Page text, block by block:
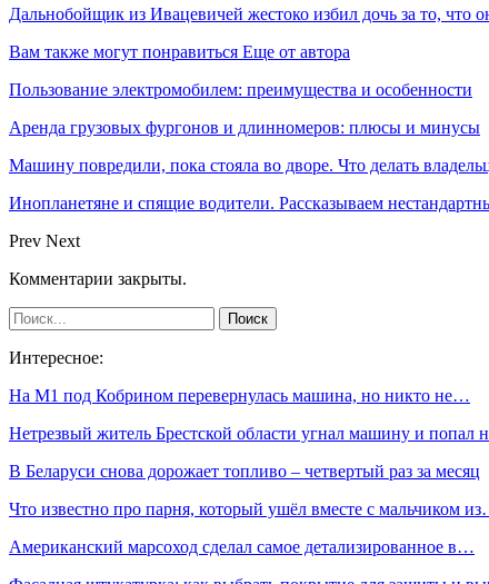
Дальнобойщик из Ивацевичей жестоко избил дочь за то, что
Вам также могут понравиться Еще от автора
Пользование электромобилем: преимущества и особенности
Аренда грузовых фургонов и длинномеров: плюсы и минусы
Машину повредили, пока стояла во дворе. Что делать
Инопланетяне и спящие водители. Рассказываем
Prev Next
Комментарии закрыты.
Интересное:
На М1 под Кобрином перевернулась машина, но никто не…
Нетрезвый житель Брестской области угнал машину и попал
В Беларуси снова дорожает топливо – четвертый раз за месяц
Что известно про парня, который ушёл вместе с мальчиком
Американский марсоход сделал самое детализированное в…